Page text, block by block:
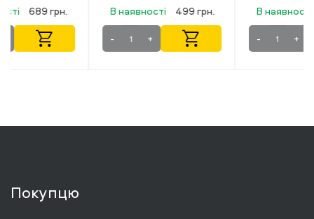
В наявності 499 грн.
В наявності
669 грн.
Покупцю